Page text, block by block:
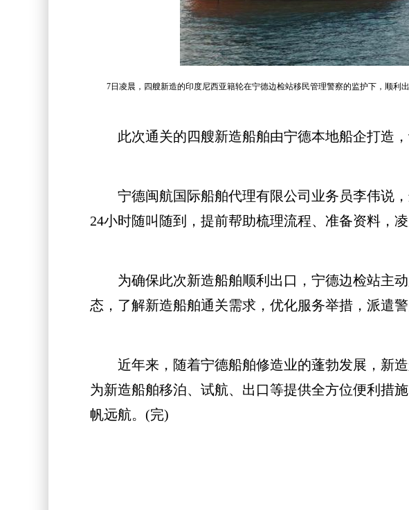
7日凌晨，四艘新造的印度尼西亚籍轮在宁德边检站移民管理警察的监护下，顺利
此次通关的四艘新造船舶由宁德本地船企打造，
宁德闽航国际船舶代理有限公司业务员李伟说，
24小时随叫随到，提前帮助梳理流程、准备资料，
为确保此次新造船舶顺利出口，宁德边检站主动
态，了解新造船舶通关需求，优化服务举措，派遣
近年来，随着宁德船舶修造业的蓬勃发展，新造
为新造船舶移泊、试航、出口等提供全方位便利措
帆远航。(完)